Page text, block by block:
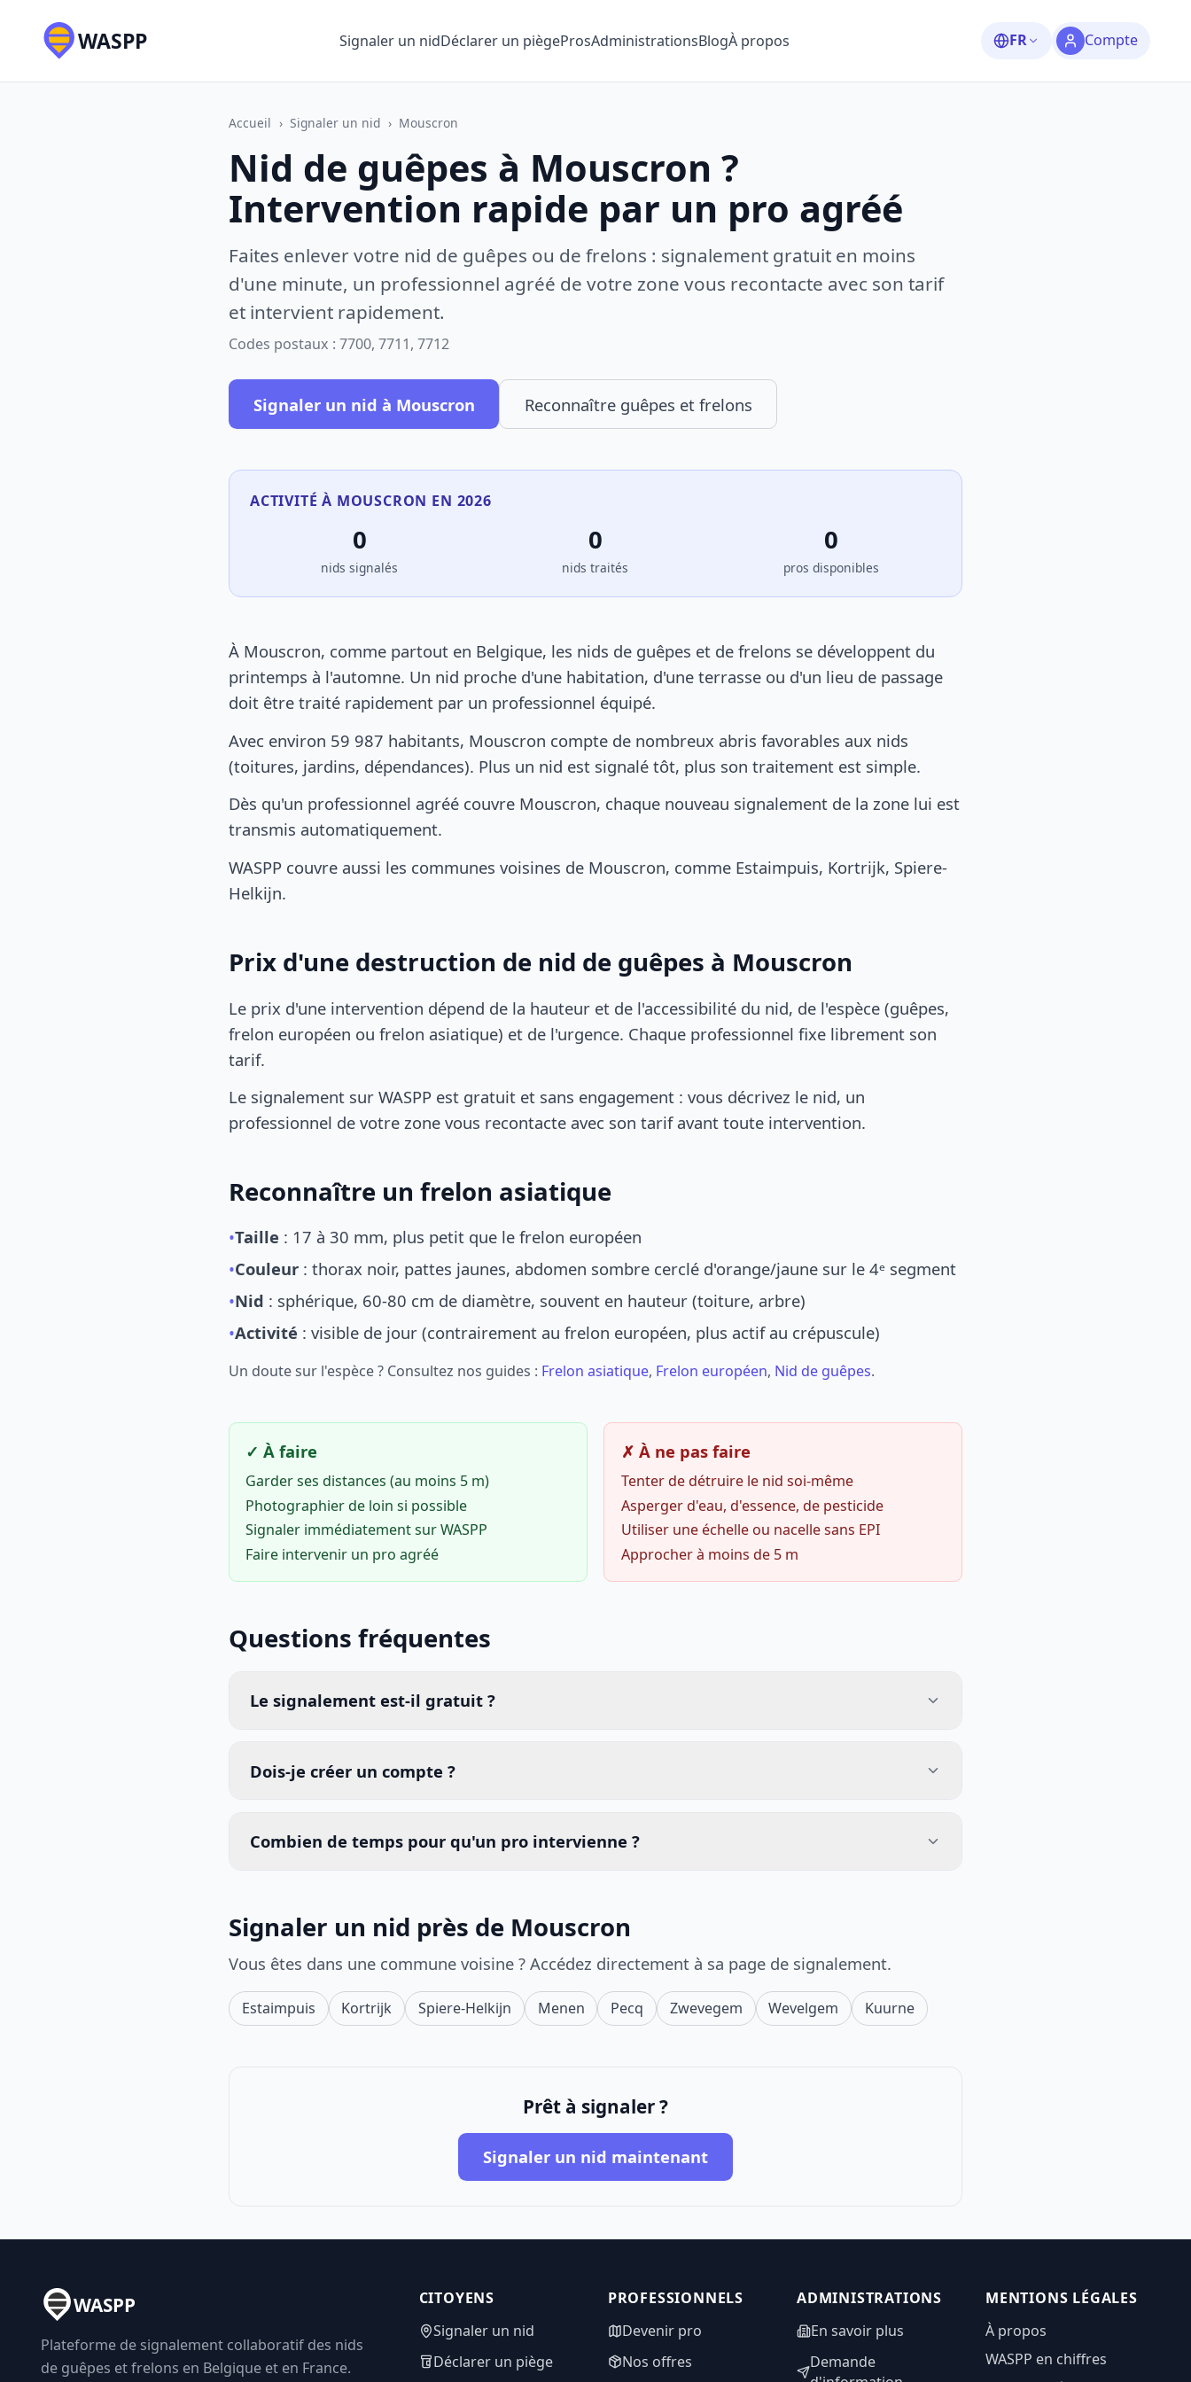
WASPP Signaler un nidDéclarer un piègeProsAdministrationsBlogÀ propos FR Compte
Accueil › Signaler un nid › Mouscron
Nid de guêpes à Mouscron ?
Intervention rapide par un pro agréé
Faites enlever votre nid de guêpes ou de frelons : signalement gratuit en moins
d'une minute, un professionnel agréé de votre zone vous recontacte avec son tarif
et intervient rapidement.
Codes postaux : 7700, 7711, 7712
Signaler un nid à Mouscron Reconnaître guêpes et frelons
ACTIVITÉ À MOUSCRON EN 2026
0
nids signalés
0
nids traités
0
pros disponibles
À Mouscron, comme partout en Belgique, les nids de guêpes et de frelons se développent du
printemps à l'automne. Un nid proche d'une habitation, d'une terrasse ou d'un lieu de passage
doit être traité rapidement par un professionnel équipé.
Avec environ 59 987 habitants, Mouscron compte de nombreux abris favorables aux nids
(toitures, jardins, dépendances). Plus un nid est signalé tôt, plus son traitement est simple.
Dès qu'un professionnel agréé couvre Mouscron, chaque nouveau signalement de la zone lui est
transmis automatiquement.
WASPP couvre aussi les communes voisines de Mouscron, comme Estaimpuis, Kortrijk, Spiere-
Helkijn.
Prix d'une destruction de nid de guêpes à Mouscron
Le prix d'une intervention dépend de la hauteur et de l'accessibilité du nid, de l'espèce (guêpes,
frelon européen ou frelon asiatique) et de l'urgence. Chaque professionnel fixe librement son
tarif.
Le signalement sur WASPP est gratuit et sans engagement : vous décrivez le nid, un
professionnel de votre zone vous recontacte avec son tarif avant toute intervention.
Reconnaître un frelon asiatique
•Taille : 17 à 30 mm, plus petit que le frelon européen
•Couleur : thorax noir, pattes jaunes, abdomen sombre cerclé d'orange/jaune sur le 4ᵉ segment
•Nid : sphérique, 60-80 cm de diamètre, souvent en hauteur (toiture, arbre)
•Activité : visible de jour (contrairement au frelon européen, plus actif au crépuscule)
Un doute sur l'espèce ? Consultez nos guides : Frelon asiatique, Frelon européen, Nid de guêpes.
✓ À faire
Garder ses distances (au moins 5 m)
Photographier de loin si possible
Signaler immédiatement sur WASPP
Faire intervenir un pro agréé
✗ À ne pas faire
Tenter de détruire le nid soi-même
Asperger d'eau, d'essence, de pesticide
Utiliser une échelle ou nacelle sans EPI
Approcher à moins de 5 m
Questions fréquentes
Le signalement est-il gratuit ?
Dois-je créer un compte ?
Combien de temps pour qu'un pro intervienne ?
Signaler un nid près de Mouscron
Vous êtes dans une commune voisine ? Accédez directement à sa page de signalement.
Estaimpuis Kortrijk Spiere-Helkijn Menen Pecq Zwevegem Wevelgem Kuurne
Prêt à signaler ?
Signaler un nid maintenant
WASPP
Plateforme de signalement collaboratif des nids
de guêpes et frelons en Belgique et en France.
CITOYENS
Signaler un nid
Déclarer un piège
PROFESSIONNELS
Devenir pro
Nos offres
ADMINISTRATIONS
En savoir plus
Demande
MENTIONS LÉGALES
À propos
WASPP en chiffres